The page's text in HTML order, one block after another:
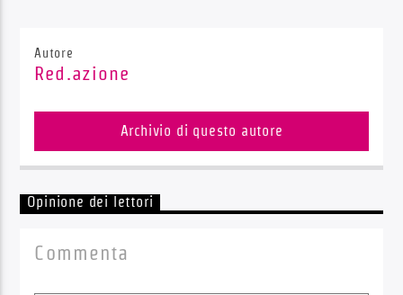
Autore
Red.azione
Archivio di questo autore
Opinione dei lettori
Commenta